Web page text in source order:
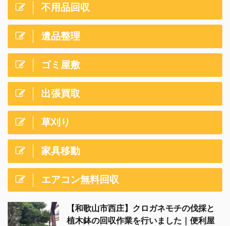
不用品回収
遺品整理
ゴミ屋敷
出張買取
草刈り
家具移動
エアコン無料回収
【和歌山市西庄】クロガネモチの伐採と
植木鉢の回収作業を行いました｜便利屋